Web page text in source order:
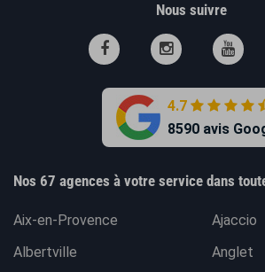
Nous suivre
4.7
8590 avis
Nos 67 agences à votre service dans
Aix-en-Provence
Ajaccio
Albertville
Anglet